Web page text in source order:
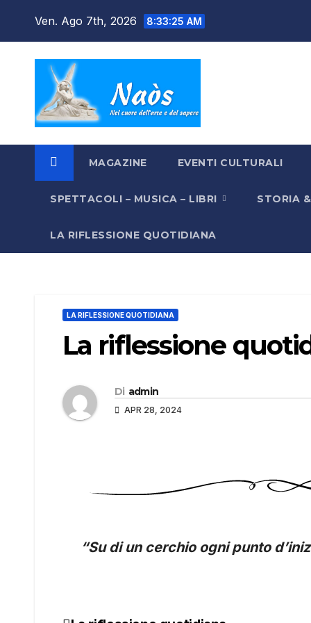
Ven. Ago 7th, 2026 8:33:26 AM
MAGAZINE EVENTI CULTURALI
SPETTACOLI – MUSICA – LIBRI STORIA
LA RIFLESSIONE QUOTIDIANA
LA RIFLESSIONE QUOTIDIANA
La riflessione
Di admin
APR 28, 2024
“Su di un cerchio ogni punto